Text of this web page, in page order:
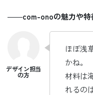
――com-onoの魅力や特
ほぼ浅
かね。
材料は
れるの